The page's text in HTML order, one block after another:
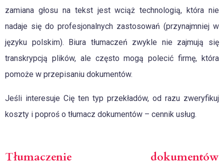
zamiana głosu na tekst jest wciąż technologią, która nie
nadaje się do profesjonalnych zastosowań (przynajmniej w
języku polskim). Biura tłumaczeń zwykle nie zajmują się
transkrypcją plików, ale często mogą polecić firmę, która
pomoże w przepisaniu dokumentów.
Jeśli interesuje Cię ten typ przekładów, od razu zweryfikuj
koszty i poproś o tłumacz dokumentów – cennik usług.
Tłumaczenie dokumentów